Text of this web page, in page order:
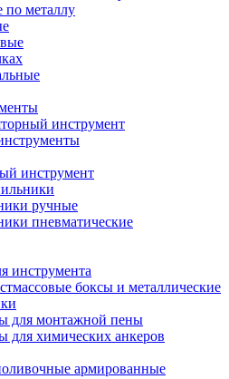
по металлу
инструмент
инструмент
ручные
пневматические
инструмента
боксы и металлические
для монтажной пены
для химических анкеров
армированные